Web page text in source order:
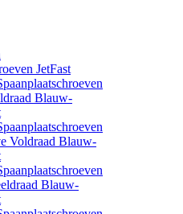
JetFast
Blauw-
Voldraad Blauw-
Blauw-